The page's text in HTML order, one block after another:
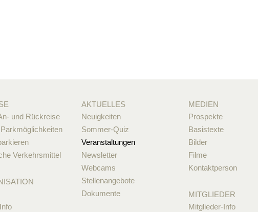
und Rückreise
Verkehrsmittel
AKTUELLES
Neuigkeiten
Sommer-Quiz
Veranstaltungen
Newsletter
Webcams
Stellenangebote
Dokumente
MEDIEN
Prospekte
Basistexte
Bilder
Filme
Kontaktperson
MITGLIEDER
Mitglieder-Info